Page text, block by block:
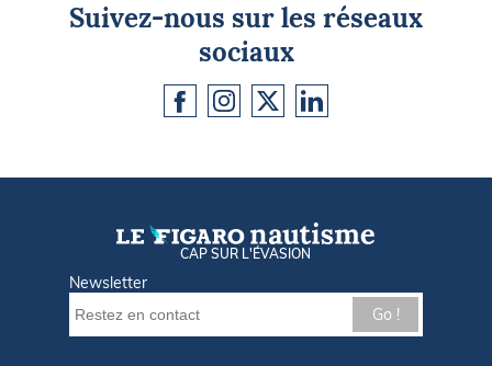
Suivez-nous sur les réseaux
sociaux
CAP SUR L'ÉVASION
Newsletter
Go !